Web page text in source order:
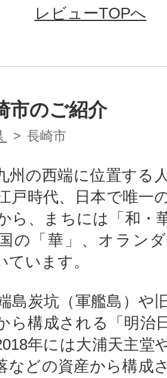
レビューTOPへ
市のご紹介
長崎市
州の西端に位置する
戸時代、日本で唯一
ら、まちには「和・
の「華」、オラン
います。
島炭坑（軍艦島）や
ら構成される「明治
年には大浦天主堂
などの資産から構成